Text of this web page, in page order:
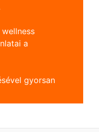
a
gyorsan